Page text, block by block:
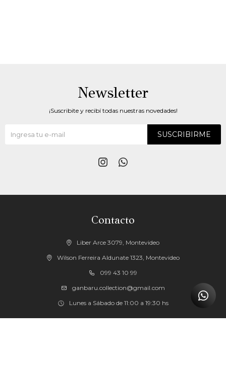
Contacto
Liber Arce 3079, Montevideo
Wilson Ferreira Aldunate 1323, Montevideo
099 43 10 99
ganbaru.collection@gmail.com
Lunes a Sábado de 11:00 a 19:30 hs
Newsletter
¡Suscribite y recibí todas nuestras novedades!
SUSCRIBIRME
 